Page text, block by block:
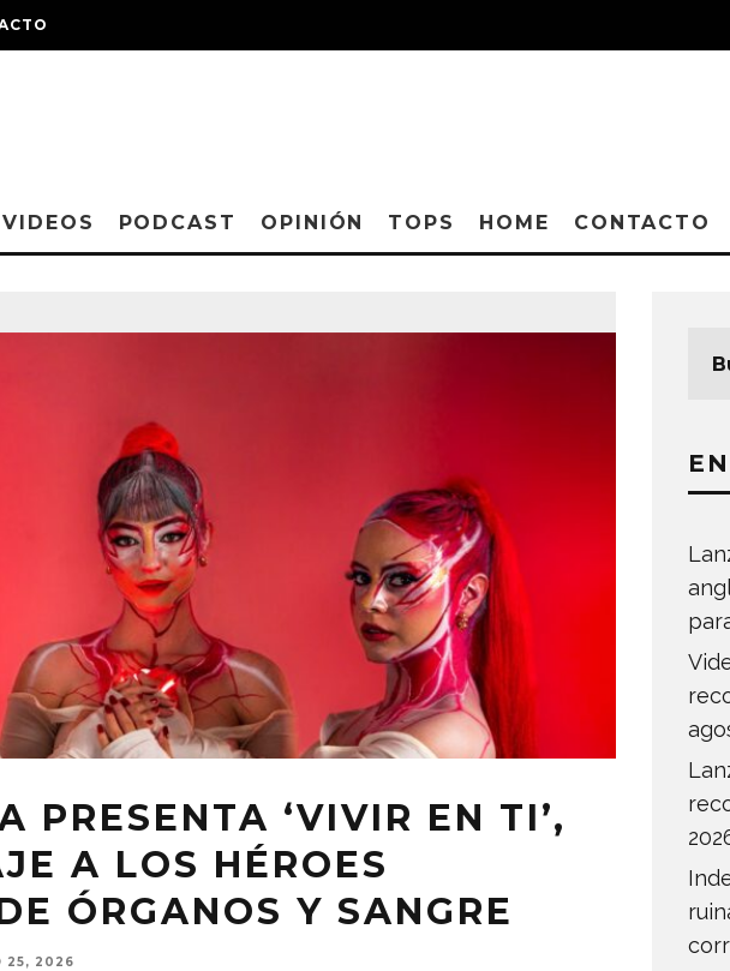
VIDEOS PODCAST OPINIÓN TOPS HOME CONTACTO
PRESENTA ‘VIVIR EN TI’,
A LOS HÉROES
ÓRGANOS Y SANGRE
25, 2026